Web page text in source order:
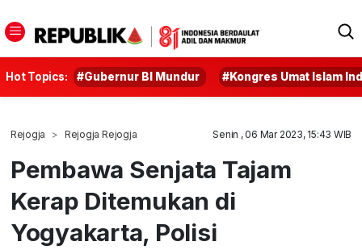
Hot Topics: #Gubernur BI Mundur #Kongres Umat Islam
Rejogja Rejogja Rejogja Senin , 06 Mar 2023, 15:43 WIB
Pembawa Senjata Tajam
Kerap Ditemukan di
Yogyakarta, Polisi